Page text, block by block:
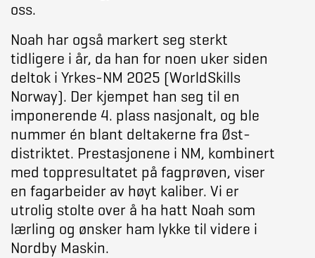
oss.
Noah har også markert seg sterkt
tidligere i år, da han for noen uker siden
deltok i Yrkes-NM 2025 (WorldSkills
Norway). Der kjempet han seg til en
imponerende 4. plass nasjonalt, og ble
nummer én blant deltakerne fra Øst-
distriktet. Prestasjonene i NM, kombinert
med toppresultatet på fagprøven, viser
en fagarbeider av høyt kaliber. Vi er
utrolig stolte over å ha hatt Noah som
lærling og ønsker ham lykke til videre i
Nordby Maskin.